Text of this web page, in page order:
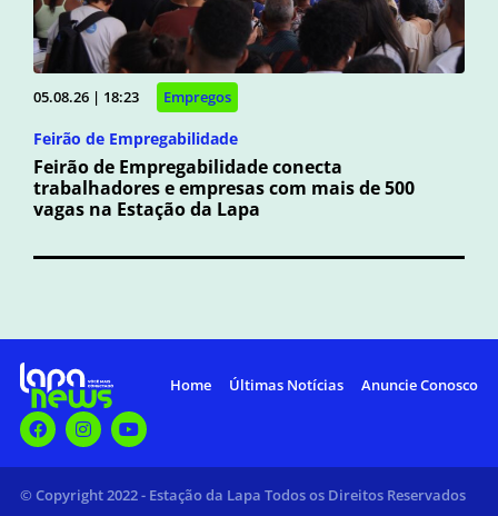
05.08.26 | 18:23 Empregos
Feirão de Empregabilidade
Feirão de Empregabilidade conecta
trabalhadores e empresas com mais de 500
vagas na Estação da Lapa
Home Últimas Notícias Anuncie Conosco
© Copyright 2022 - Estação da Lapa Todos os Direitos Reservados